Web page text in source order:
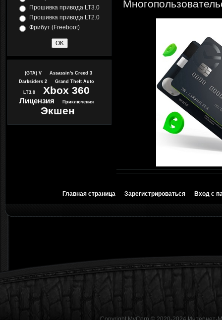
Прошивка привода LT3.0
Прошивка привода LT2.0
Фрибут (Freeboot)
(GTA) V
Assassin's Creed 3
Darksiders 2
Grand Theft Auto
LT3.0 Xbox 360
Лицензия Приключения
Экшен
Главная страница Зарегистрироваться Вход с